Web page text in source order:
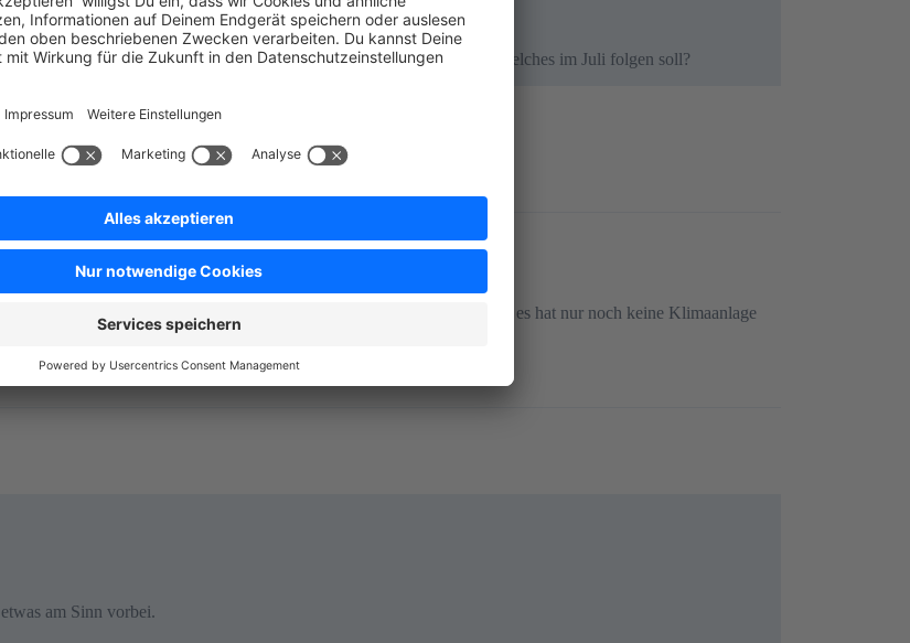
Stahl „Patrick Stahl“)‍ mit Shopware 6.0 meinst du das „Release“, welches im Juli folgen soll?
“Tüftler-Auto” kann man auch schon mit nem Schlüssel starten und es hat nur noch keine Klimaanlage
am Sinn vorbei.